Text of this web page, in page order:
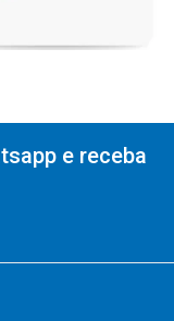
e receba